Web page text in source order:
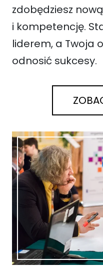
zdobędziesz
i kompetencję.
liderem, a Twoja
odnosić sukcesy.